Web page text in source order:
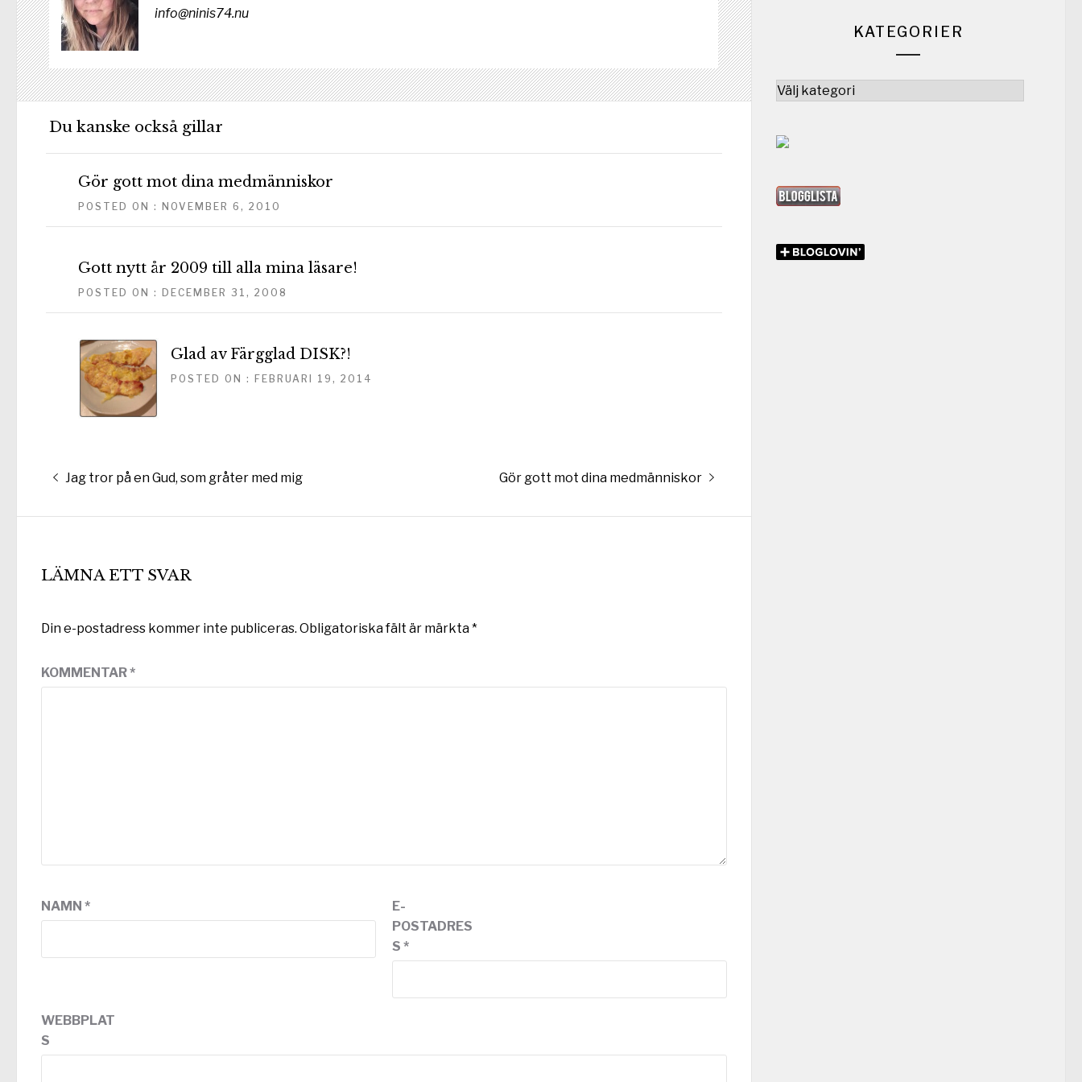
info@ninis74.nu
Du kanske också gillar
Gör gott mot dina medmänniskor
POSTED ON : NOVEMBER 6, 2010
Gott nytt år 2009 till alla mina läsare!
POSTED ON : DECEMBER 31, 2008
Glad av Färgglad DISK?!
POSTED ON : FEBRUARI 19, 2014
Inläggsnavigering
Föregående
Jag tror på en Gud, som gråter med mig
Nästa
Gör gott mot dina medmänniskor
LÄMNA ETT SVAR
Din e-postadress kommer inte publiceras. Obligatoriska fält är märkta*
KOMMENTAR*
NAMN *
E-
POSTADRES
S *
WEBBPLAT
S
KATEGORIER
Kategorier